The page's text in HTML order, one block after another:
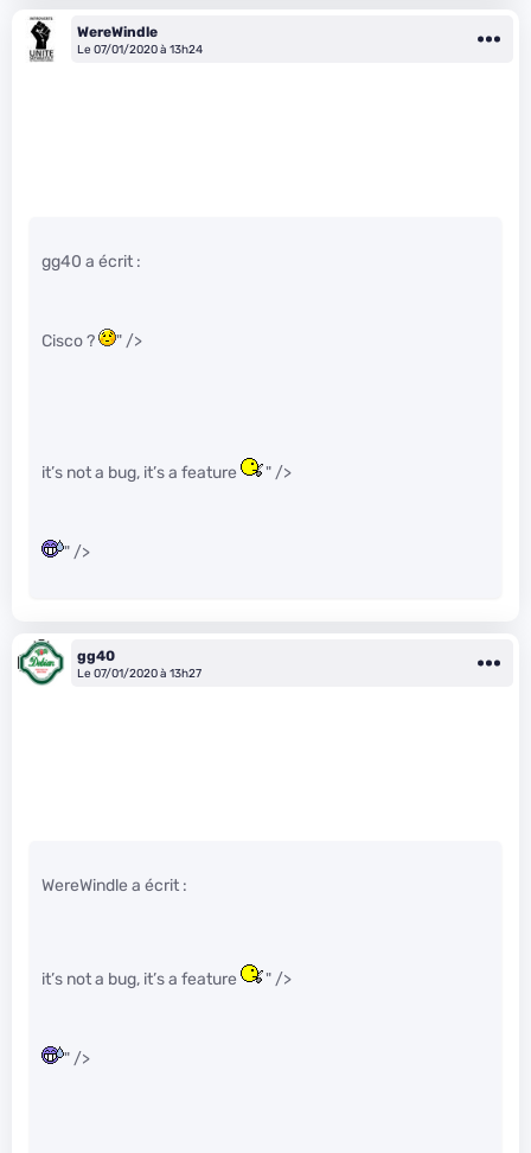
WereWindle
Le 07/01/2020 à 13h24
gg40 a écrit :
Cisco ? " />
it’s not a bug, it’s a feature " />
" />
gg40
Le 07/01/2020 à 13h27
WereWindle a écrit :
it’s not a bug, it’s a feature " />
" />